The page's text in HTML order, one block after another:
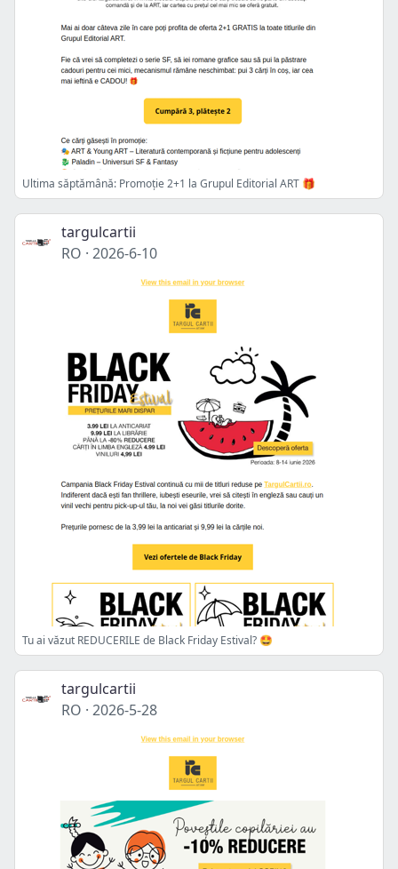
Ultima săptămână: Promoție 2+1 la Grupul Editorial ART 🎁
targulcartii
RO · 2026-6-10
Tu ai văzut REDUCERILE de Black Friday Estival? 🤩
targulcartii
RO · 2026-5-28